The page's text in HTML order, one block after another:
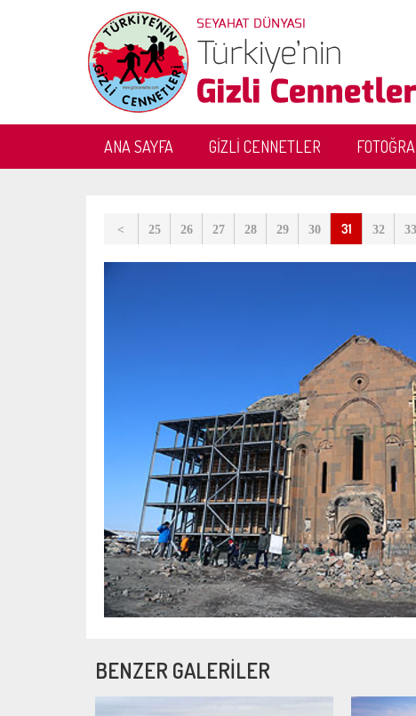
ANA SAYFA GİZLİ CENNETLER
< 25 26 27 28 29 30 31 32 33
BENZER GALERİLER